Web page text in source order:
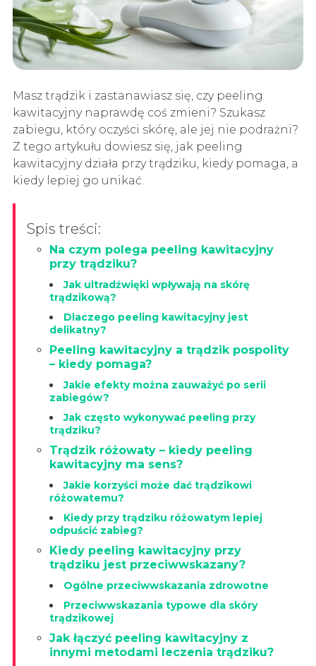
Masz trądzik i zastanawiasz się, czy peeling
kawitacyjny naprawdę coś zmieni? Szukasz
zabiegu, który oczyści skórę, ale jej nie podrażni?
Z tego artykułu dowiesz się, jak peeling
kawitacyjny działa przy trądziku, kiedy pomaga, a
kiedy lepiej go unikać.
Spis treści:
Na czym polega peeling kawitacyjny
przy trądziku?
Jak ultradźwięki wpływają na skórę
trądzikową?
Dlaczego peeling kawitacyjny jest
delikatny?
Peeling kawitacyjny a trądzik pospolity
– kiedy pomaga?
Jakie efekty można zauważyć po serii
zabiegów?
Jak często wykonywać peeling przy
trądziku?
Trądzik różowaty – kiedy peeling
kawitacyjny ma sens?
Jakie korzyści może dać trądzikowi
różowatemu?
Kiedy przy trądziku różowatym lepiej
odpuścić zabieg?
Kiedy peeling kawitacyjny przy
trądziku jest przeciwwskazany?
Ogólne przeciwwskazania zdrowotne
Przeciwwskazania typowe dla skóry
trądzikowej
Jak łączyć peeling kawitacyjny z
innymi metodami leczenia trądziku?